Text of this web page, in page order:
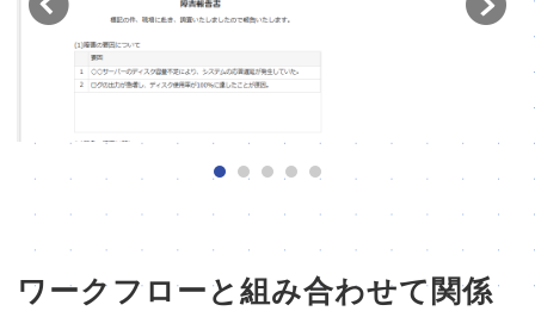
ワークフローと組み合わせて関係